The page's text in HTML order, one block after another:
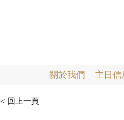
關於我們 主日信
< 回上一頁